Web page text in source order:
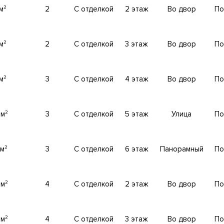
проекта с разной концепцией проживания: энергичный и
и статусный Nicole Suite Collection.
Клубный дом
.
сдаются с Whitebox Deluxe или можно выбрать авторскую
для таких люксовых отелей, как Six Senses и Ritz Carlton
Для жителей свой просторный двор. Фитнес-зал.
Studio”. Площади квартир начинаются от 40 и до 470
2 С отделкой 2 этаж Во двор
2 С отделкой 3 этаж Во двор
3 С отделкой 4 этаж Во двор
3 С отделкой 5 этаж Улица
3 С отделкой 6 этаж Панорамный
4 С отделкой 2 этаж Во двор
4 С отделкой 3 этаж Во двор